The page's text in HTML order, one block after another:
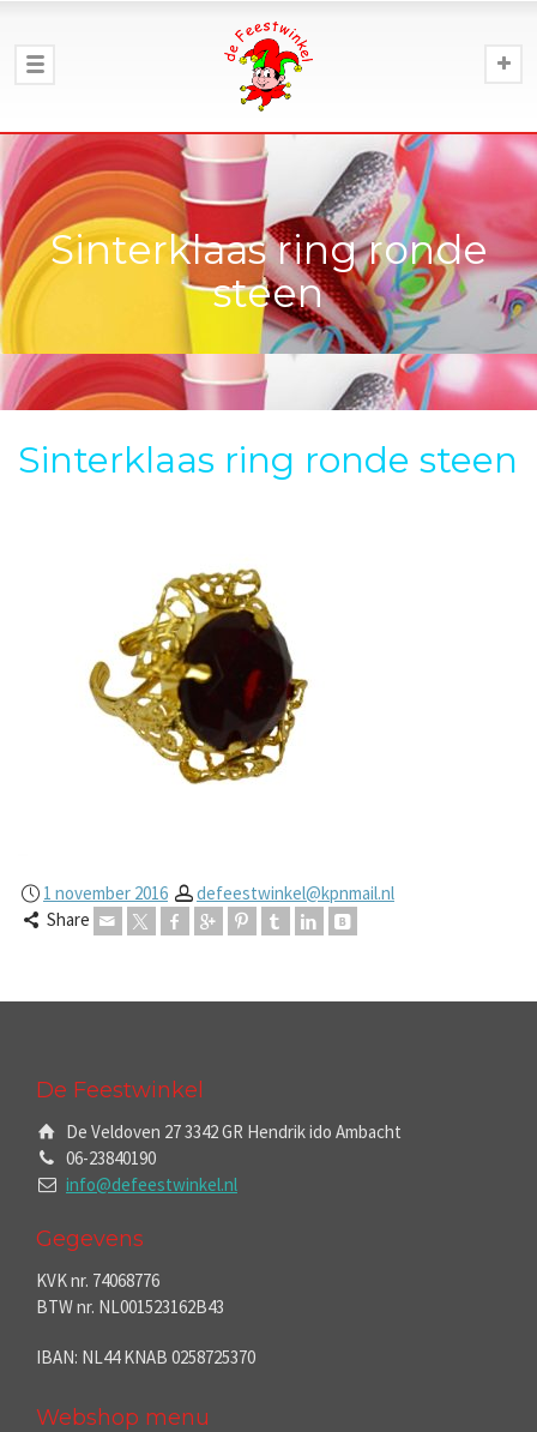
Sinterklaas ring ronde
steen
Sinterklaas ring ronde steen
1 november 2016
defeestwinkel@kpnmail.nl
Share
De Feestwinkel
De Veldoven 27 3342 GR Hendrik ido Ambacht
06-23840190
info@defeestwinkel.nl
Gegevens
KVK nr. 74068776
BTW nr. NL001523162B43
IBAN: NL44 KNAB 0258725370
Webshop menu